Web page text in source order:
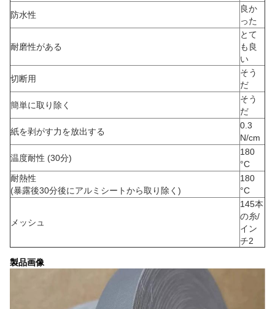
防水性
良か
った
耐磨性がある
とて
も良
い
切断用
そう
だ
簡単に取り除く
そう
だ
紙を剥がす力を放出する
0.3
N/cm
温度耐性 (30分)
180
°C
耐熱性
(暴露後30分後にアルミシートから取り除く)
180
°C
メッシュ
145本
の糸/
イン
チ2
製品画像